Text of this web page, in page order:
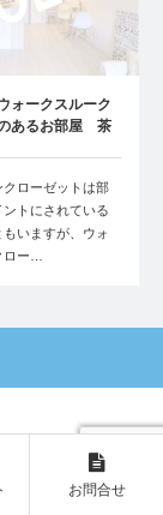
ォークスルーク
あるお部屋 茶
クローゼットは部
ントにされている
いますが、ウォ
ロー…
お問合せ